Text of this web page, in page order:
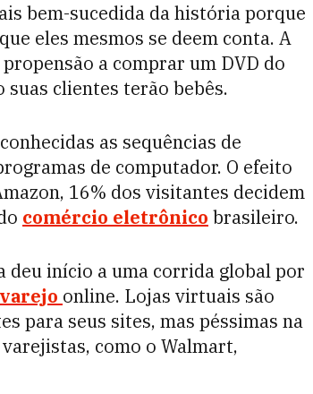
bem-sucedida da história porque
eles mesmos se deem conta. A
a comprar um DVD do
suas clientes terão bebês.
as sequências de
de computador. O efeito
16% dos visitantes decidem
comércio eletrônico brasileiro.
deu início a uma corrida global por
varejo online. Lojas virtuais são
para seus sites, mas péssimas na
como o Walmart,